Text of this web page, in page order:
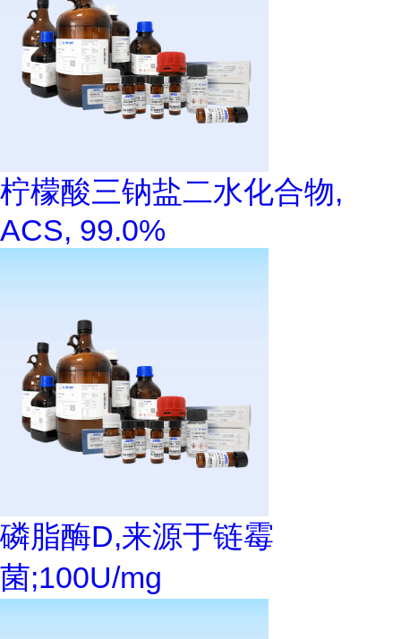
柠檬酸三钠盐二水化合物,
ACS, 99.0%
磷脂酶D,来源于链霉
菌;100U/mg